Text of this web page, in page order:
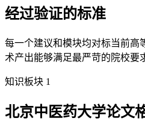
经过验证的标准
每一个建议和模块均对标当前高
术产出能够满足最严苛的院校要
知识板块 1
北京中医药大学论文